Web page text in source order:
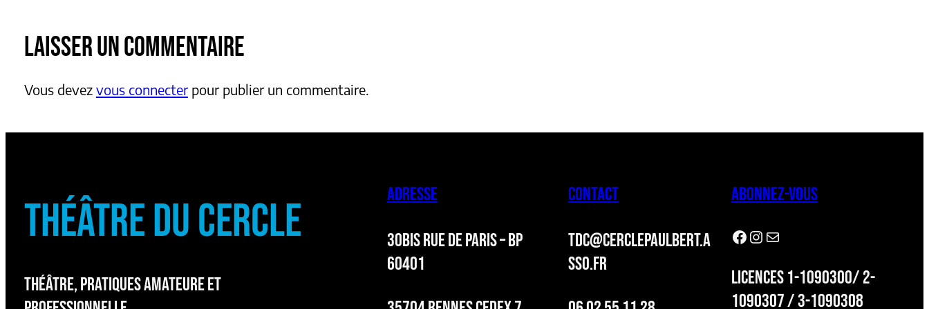
LAISSER UN COMMENTAIRE
Vous devez vous connecterpour publier un commentaire.
THÉÂTRE DU CERCLE
THÉÂTRE, PRATIQUES AMATEURE ET
ADRESSE
30BIS RUE DE PARIS – BP
60401
CONTACT
TDC@CERCLEPAULBERT.A
SSO.FR
ABONNEZ-VOUS
Facebook Instagram Newsletter
LICENCES 1-1090300/ 2-
1090307 / 3-1090308